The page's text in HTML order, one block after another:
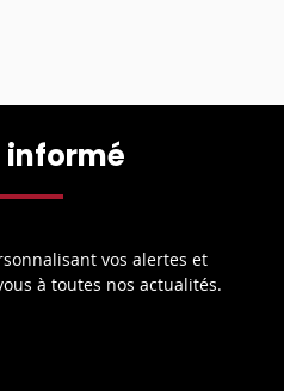
informé
vos alertes et
à toutes nos actualités.